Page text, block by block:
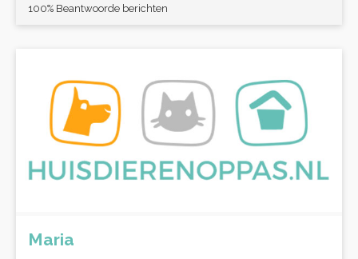
100% Beantwoorde berichten
Maria